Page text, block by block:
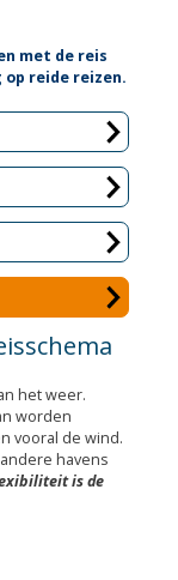
met de reis
reide reizen.
het weer.
worden
vooral de wind.
havens
is de